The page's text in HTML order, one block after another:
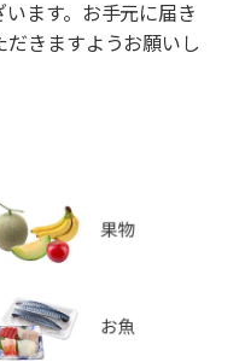
ます。お手元に届き
だきますようお願いし